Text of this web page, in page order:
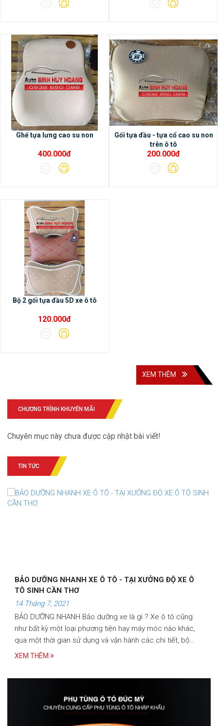
Ghế tựa lưng cao su non
400.000đ
Gối tựa đầu - tựa cổ cao su non
trên ô tô
200.000đ
Bộ 2 gối tựa đầu 5D xe ô tô
120.000đ
XEM THÊM
CHƯƠNG TRÌNH KHUYẾN MÃI
Chuyên mục này chưa được cập nhật bài viết!
TIN TỨC
BẢO DƯỠNG NHANH XE Ô TÔ - TẠI XƯỞNG ĐỘ XE Ô
TÔ SINH CẦN THƠ
14 Tháng 7, 2021
BẢO DƯỠNG NHANH Bảo dưỡng xe là gì ? Xe ô tô cũng
như bất kỳ một loại phương tiện hay máy móc nào khác,
qua một thời gian sử dụng và vận hành các chi tiết, bộ
phận cấu thành đều bị mài mòn và giảm chất lượng
XEM THÊM